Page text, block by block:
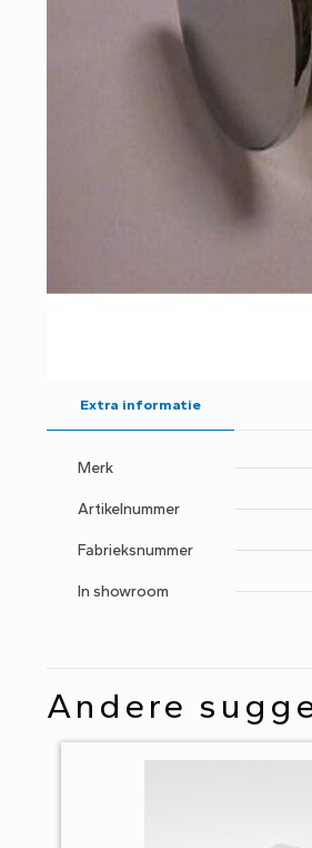
Extra informatie
Merk
Artikelnummer
Fabrieksnummer
In showroom
Andere